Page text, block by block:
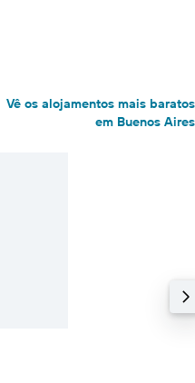
Vê os alojamentos mais baratos
em Buenos Aires